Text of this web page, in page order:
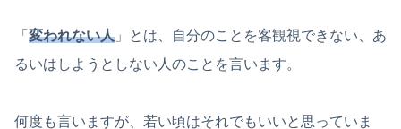
「 変われない人 」とは、自分のことを客観視できない、あ
るいはしようとしない人のことを言います。
何度も言いますが、若い頃はそれでもいいと思っていま